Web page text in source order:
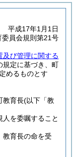
平成17年1月1日
委員会規則第21号
及び管理に関する
規定に基づき、町
めるものとす
教育長(以下「教
を委嘱すること
教育長の命を受